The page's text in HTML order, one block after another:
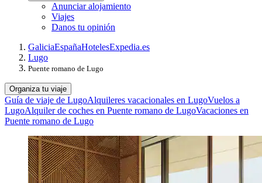
Anunciar alojamiento
Viajes
Danos tu opinión
GaliciaEspañaHotelesExpedia.es
Lugo
Puente romano de Lugo
Organiza tu viaje
Guía de viaje de LugoAlquileres vacacionales en LugoVuelos a
LugoAlquiler de coches en Puente romano de LugoVacaciones en
Puente romano de Lugo